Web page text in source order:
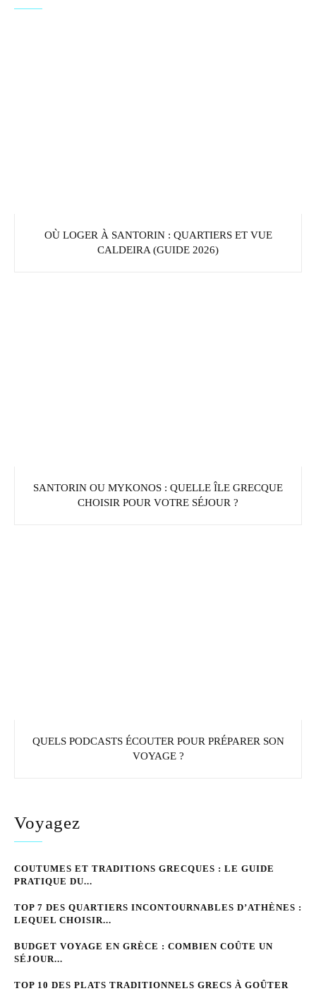
OÙ LOGER À SANTORIN : QUARTIERS ET VUE
CALDEIRA (GUIDE 2026)
SANTORIN OU MYKONOS : QUELLE ÎLE GRECQUE
CHOISIR POUR VOTRE SÉJOUR ?
QUELS PODCASTS ÉCOUTER POUR PRÉPARER SON
VOYAGE ?
Voyagez
COUTUMES ET TRADITIONS GRECQUES : LE GUIDE
PRATIQUE DU...
TOP 7 DES QUARTIERS INCONTOURNABLES D’ATHÈNES :
LEQUEL CHOISIR...
BUDGET VOYAGE EN GRÈCE : COMBIEN COÛTE UN
SÉJOUR...
TOP 10 DES PLATS TRADITIONNELS GRECS À GOÛTER